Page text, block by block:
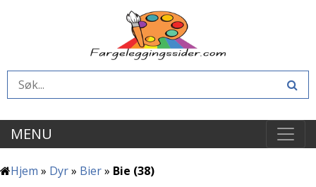
MENU
Hjem » Dyr» Bier» Bie (38)